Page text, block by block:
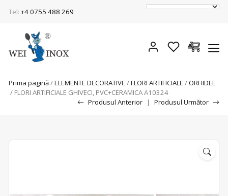
Tel: +4 0755 488 269
Prima pagină/ELEMENTE DECORATIVE /FLORI ARTIFICIALE /ORHIDEE
/ FLORI ARTIFICIALE GHIVECI, PVC+CERAMICA A10324
Produsul Anterior
| Produsul Următor